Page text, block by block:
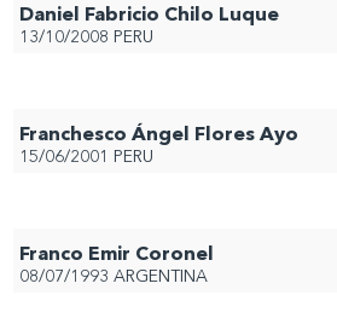
Daniel Fabricio Chilo Luque
13/10/2008 PERU
Franchesco Ángel Flores Ayo
15/06/2001 PERU
Franco Emir Coronel
08/07/1993 ARGENTINA